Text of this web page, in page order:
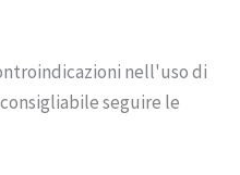
nell'uso di
seguire le